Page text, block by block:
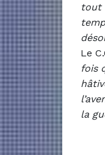
tout
Le
fois
la